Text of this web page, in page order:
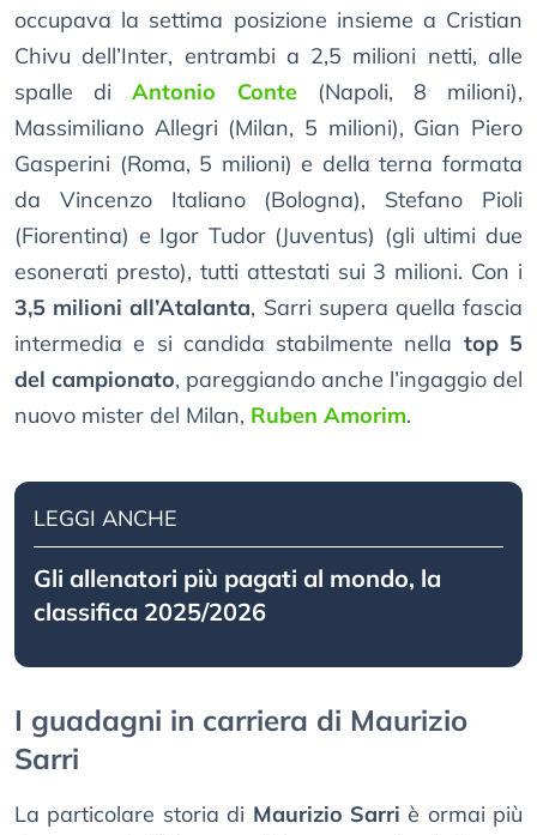
occupava la settima posizione insieme a Cristian
Chivu dell’Inter, entrambi a 2,5 milioni netti, alle
spalle diAntonio Conte(Napoli, 8 milioni),
Massimiliano Allegri (Milan, 5 milioni), Gian Piero
Gasperini (Roma, 5 milioni) e della terna formata
da Vincenzo Italiano (Bologna), Stefano Pioli
(Fiorentina) e Igor Tudor (Juventus) (gli ultimi due
esonerati presto), tutti attestati sui 3 milioni. Con i
3,5 milioni all’Atalanta, Sarri supera quella fascia
intermedia e si candida stabilmente nella top 5
del campionato, pareggiando anche l’ingaggio del
nuovo mister del Milan, Ruben Amorim.
LEGGI ANCHE
Gli allenatori più pagati al mondo, la
classifica 2025/2026
I guadagni in carriera di Maurizio
Sarri
La particolare storia di Maurizio Sarri è ormai più